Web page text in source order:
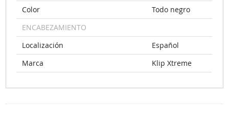
Color
Todo negro
ENCABEZAMIENTO
Localización
Español
Marca
Klip Xtreme